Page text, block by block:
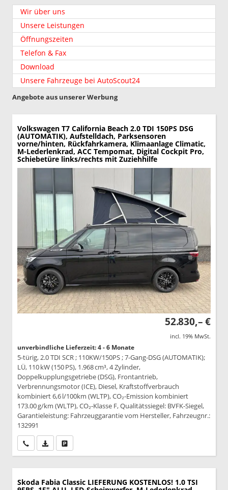
Wir über uns
Unsere Leistungen
Öffnungszeiten
Telefon & Fax
Download
Unsere Fahrzeuge bei AutoScout24
Angebote aus unserer Werbung
Volkswagen T7 California Beach 2.0 TDI 150PS DSG
(AUTOMATIK), Aufstelldach, Parksensoren
vorne/hinten, Rückfahrkamera, Klimaanlage Climatic,
M-Lederlenkrad, ACC Tempomat, Digital Cockpit Pro,
Schiebetüre links/rechts mit Zuziehhilfe
52.830,– €
incl. 19% MwSt.
unverbindliche Lieferzeit: 4 - 6 Monate
5-türig, 2.0 TDI SCR ; 110KW/150PS ; 7-Gang-DSG (AUTOMATIK);
LÜ, 110 kW (150 PS), 1.968 cm³, 4 Zylinder,
Doppelkupplungsgetriebe (DSG), Frontantrieb,
Verbrennungsmotor (ICE), Diesel, Kraftstoffverbrauch
kombiniert 6,6 l/100km (WLTP), CO₂-Emission kombiniert
173.00 g/km (WLTP), CO₂-Klasse F, Qualitätssiegel: BVFK-Siegel,
Garantieleistung: Fahrzeuggarantie vom Hersteller, Fahrzeugnr.:
132991
Wir rufen Sie anPDF-Datei, Fahrzeugexposé drucken
Skoda Fabia Classic LIEFERUNG KOSTENLOS! 1.0 TSI